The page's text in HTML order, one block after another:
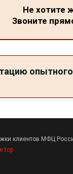
Не хотите
Звоните
клиентов МФЦ